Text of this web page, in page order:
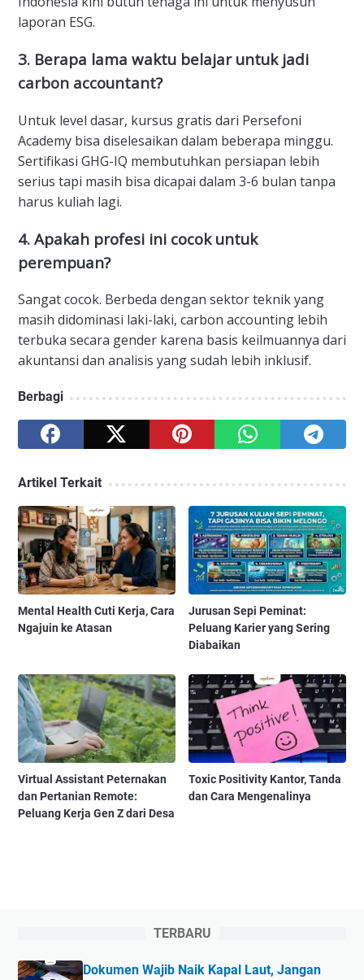
laporan ESG.
3. Berapa lama waktu belajar untuk jadi
carbon accountant?
Untuk level dasar, kursus gratis dari Persefoni
Academy bisa diselesaikan dalam beberapa minggu.
Sertifikasi GHG-IQ membutuhkan persiapan lebih
serius tapi masih bisa dicapai dalam 3-6 bulan tanpa
harus kuliah lagi.
4. Apakah profesi ini cocok untuk
perempuan?
Sangat cocok. Berbeda dengan sektor teknik yang
masih didominasi laki-laki, carbon accounting lebih
terbuka secara gender karena basis keilmuannya dari
akuntansi dan analisis yang sudah lebih inklusif.
Berbagi
Artikel Terkait
Mental Health Cuti Kerja, Cara
Ngajuin ke Atasan
Jurusan Sepi Peminat:
Peluang Karier yang Sering
Diabaikan
Virtual Assistant Peternakan
dan Pertanian Remote:
Peluang Kerja Gen Z dari Desa
Toxic Positivity Kantor, Tanda
dan Cara Mengenalinya
TERBARU
Dokumen Wajib Naik Kapal Laut, Jangan